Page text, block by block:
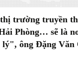
trường truyền
Phòng… sẽ là
ông Đặng Văn